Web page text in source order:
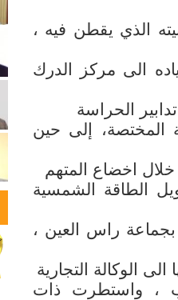
الذي يقطن فيه ،
الى مركز الدرك
المختصة، إلى حين
خلال اخضاع المتهم
الطاقة الشمسية
بجماعة راس العين ،
الوكالة التجارية
، واستطرت ذات